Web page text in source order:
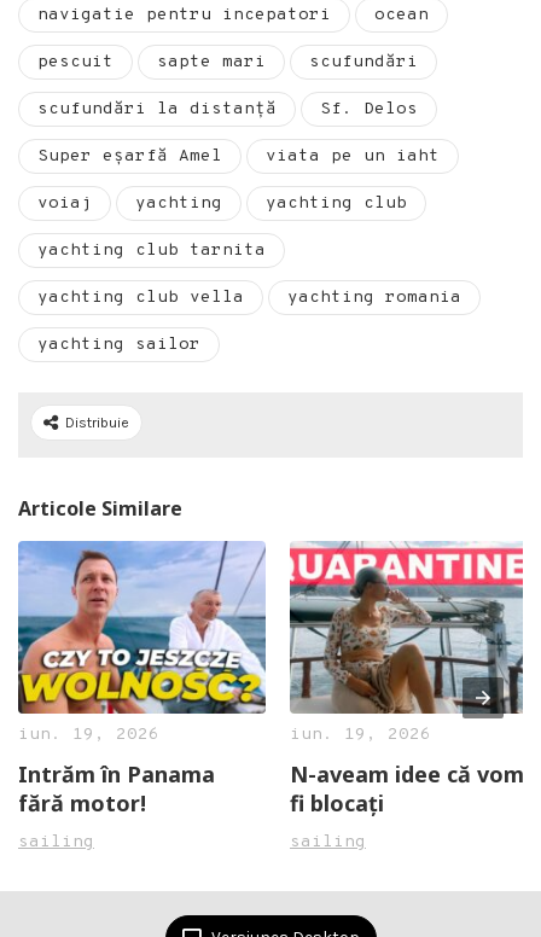
navigatie pentru incepatori ocean
pescuit sapte mari scufundări
scufundări la distanță Sf. Delos
Super eșarfă Amel viata pe un iaht
voiaj yachting yachting club
yachting club tarnita
yachting club vella yachting romania
yachting sailor
Distribuie
Articole Similare
iun. 19, 2026
Intrăm în Panama
fără motor!
sailing
iun. 19, 2026
N-aveam idee că vom
fi blocați
sailing